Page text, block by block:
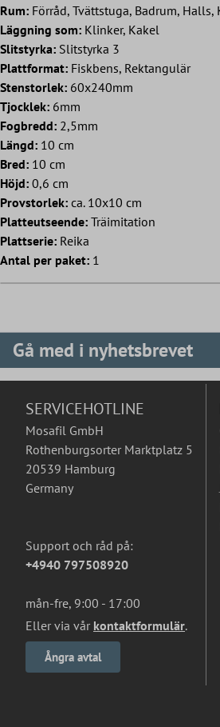
Rum: Förråd, Tvättstuga, Badrum,
Läggning som: Klinker, Kakel
Slitstyrka: Slitstyrka 3
Plattformat: Fiskbens, Rektangulär
Stenstorlek: 60x240mm
Tjocklek: 6mm
Fogbredd: 2,5mm
Längd: 10 cm
Bred: 10 cm
Höjd: 0,6 cm
Provstorlek: ca. 10x10 cm
Platteutseende: Träimitation
Plattserie: Reika
Antal per paket: 1
Gå med i nyhetsbrevet
SERVICEHOTLINE
Mosafil GmbH
Rothenburgsorter Marktplatz 5
20539 Hamburg
Germany
Support och råd på:
+4940 797508920
mån-fre, 9:00 - 17:00
Eller via vår kontaktformulär.
Ångra avtal